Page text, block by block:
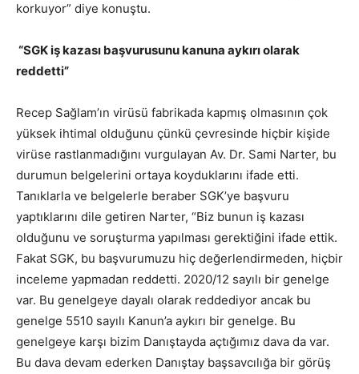
korkuyor” diye konuştu.
“SGK iş kazası başvurusunu kanuna aykırı olarak
reddetti”
Recep Sağlam’ın virüsü fabrikada kapmış olmasının çok
yüksek ihtimal olduğunu çünkü çevresinde hiçbir kişide
virüse rastlanmadığını vurgulayan Av. Dr. Sami Narter, bu
durumun belgelerini ortaya koyduklarını ifade etti.
Tanıklarla ve belgelerle beraber SGK’ye başvuru
yaptıklarını dile getiren Narter, “Biz bunun iş kazası
olduğunu ve soruşturma yapılması gerektiğini ifade ettik.
Fakat SGK, bu başvurumuzu hiç değerlendirmeden, hiçbir
inceleme yapmadan reddetti. 2020/12 sayılı bir genelge
var. Bu genelgeye dayalı olarak reddediyor ancak bu
genelge 5510 sayılı Kanun’a aykırı bir genelge. Bu
genelgeye karşı bizim Danıştayda açtığımız dava da var.
Bu dava devam ederken Danıştay başsavcılığa bir görüş